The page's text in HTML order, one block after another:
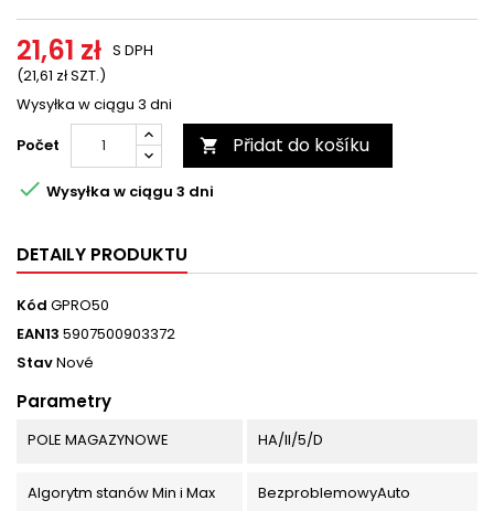
21,61 zł
(21,61 zł SZT.)
S DPH
Wysyłka w ciągu 3 dni
Počet
 Přidat do košíku
 Wysyłka w ciągu 3 dni
DETAILY PRODUKTU
Kód GPRO50
EAN13 5907500903372
StavNové
Parametry
POLE MAGAZYNOWE HA/II/5/D
Algorytm stanów Min i Max BezproblemowyAuto